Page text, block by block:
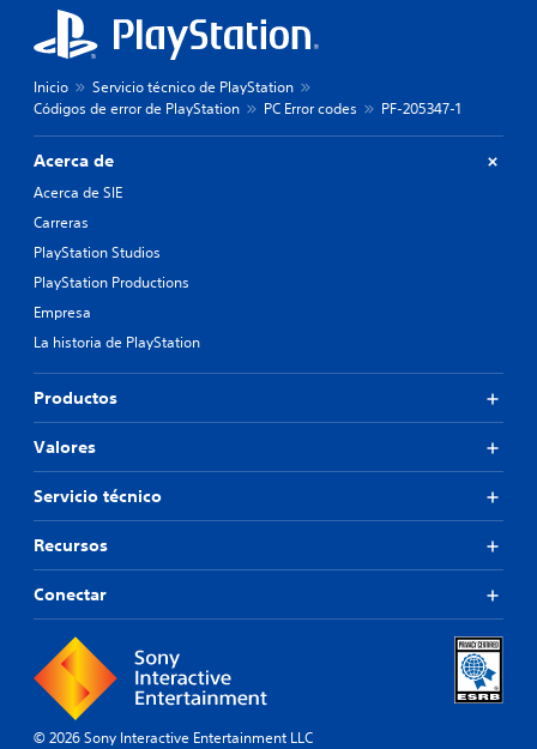
Inicio
Servicio técnico de PlayStation
Códigos de error de PlayStation
PC Error codes PF-205347-1
Acerca de
Acerca de SIE
Carreras
PlayStation Studios
PlayStation Productions
Empresa
La historia de PlayStation
Productos
Valores
Servicio técnico
Recursos
Conectar
© 2026 Sony Interactive Entertainment LLC